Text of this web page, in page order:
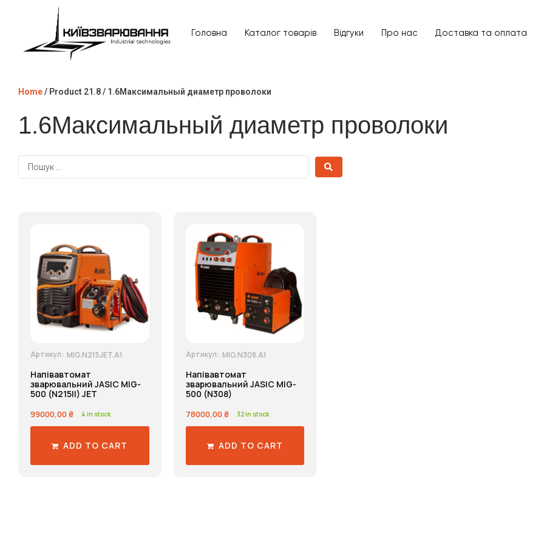
Головна Каталог товарів Відгуки Про нас Доставка та оплата
Home/ Product 21.8 / 1.6Максимальный диаметр проволоки
1.6Максимальный диаметр проволоки
Артикул: MIG.N215JET.A1
Напівавтомат
зварювальний JASIC MIG-
500 (N215II) JET
99000,00₴ 4 in stock
ADD TO CART
Артикул: MIG.N308.A1
Напівавтомат
зварювальний JASIC MIG-
500 (N308)
78000,00₴ 32 in stock
ADD TO CART
Відгуки
Про нас
Контакти
Категорії